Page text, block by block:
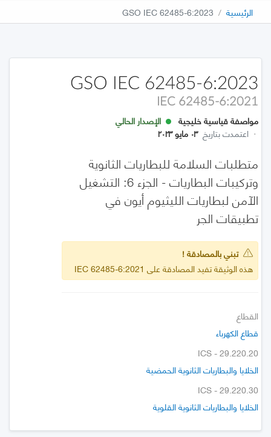
الرئيسية GSO IEC 62485-6:2023
GSO IEC 62485-6:2023
IEC 62485-6:2021
مواصفة قياسية خليجية
الإصدار الحالي
· اعتمدت بتاريخ ٠٣ مايو ٢٠٢٣
متطلبات السلامة للبطاريات الثانوية
وتركيبات البطاريات - الجزء 6: التشغيل
الآمن لبطاريات الليثيوم أيون في
تطبيقات الجر
تبني بالمصادقة !
هذه الوثيقة تفيد المصادقة على IEC 62485-6:2021
القطاع
قطاع الكهرباء
ICS - 29.220.20
الخلايا والبطاريات الثانوية الحمضية
ICS - 29.220.30
الخلايا والبطاريات الثانوية القلوية